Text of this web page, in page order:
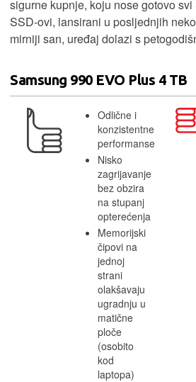
sigurne kupnje, koju nose gotovo
SSD-ovi, lansirani u posljednjih
mirniji san, uređaj dolazi s
Samsung 990 EVO Plus 4 TB
Odlične i
konzistentne
performanse
Nisko
zagrijavanje
bez obzira
na stupanj
opterećenja
Memorijski
čipovi na
jednoj
strani
olakšavaju
ugradnju u
matične
ploče
(osobito
kod
laptopa)